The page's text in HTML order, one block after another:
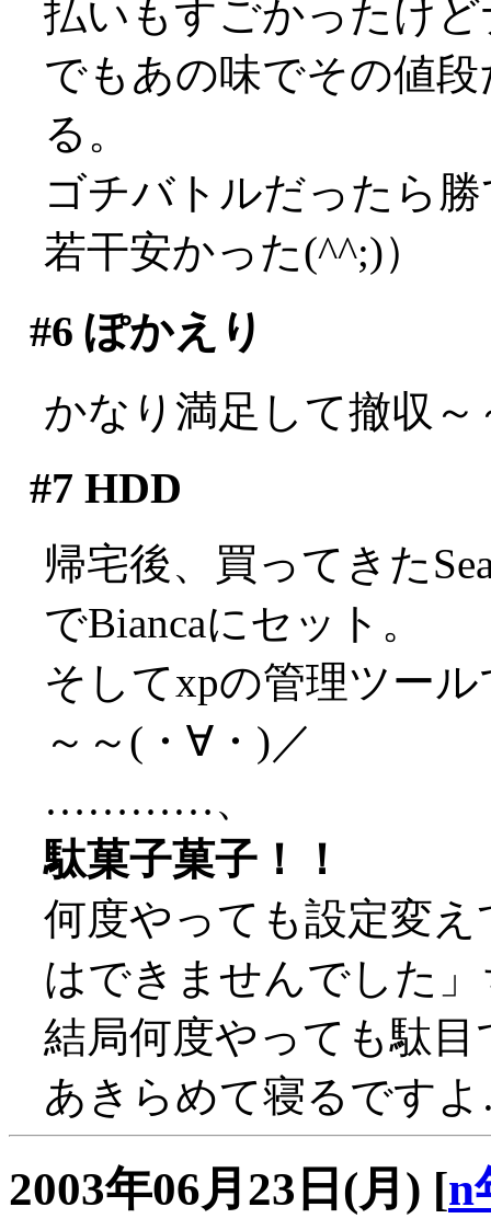
払いもすごかったけ
でもあの味でその値
る。
ゴチバトルだったら
若干安かった(^^;)）
#6 ぽかえり
かなり満足して撤収～
#7 HDD
帰宅後、買ってきた
でBiancaにセット。
そしてxpの管理ツー
～～(・∀・)／
…………、
駄菓子菓子！！
何度やっても設定変
はできませんでした
結局何度やっても駄
あきらめて寝るです
2003年06月23日(月) [n